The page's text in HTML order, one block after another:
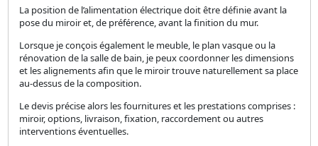
La position de l’alimentation électrique doit être définie avant la
pose du miroir et, de préférence, avant la finition du mur.
Lorsque je conçois également le meuble, le plan vasque ou la
rénovation de la salle de bain, je peux coordonner les dimensions
et les alignements afin que le miroir trouve naturellement sa place
au-dessus de la composition.
Le devis précise alors les fournitures et les prestations comprises :
miroir, options, livraison, fixation, raccordement ou autres
interventions éventuelles.